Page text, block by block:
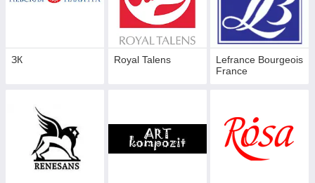
ЗК Royal Talens
Lefrance Bourgeois
France